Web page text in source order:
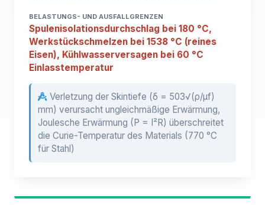
BELASTUNGS- UND AUSFALLGRENZEN
Spulenisolationsdurchschlag bei 180 °C,
Werkstückschmelzen bei 1538 °C (reines
Eisen), Kühlwasserversagen bei 60 °C
Einlasstemperatur
Verletzung der Skintiefe (δ = 503√(ρ/μf)
mm) verursacht ungleichmäßige Erwärmung,
Joulesche Erwärmung (P = I²R) überschreitet
die Curie-Temperatur des Materials (770 °C
für Stahl)